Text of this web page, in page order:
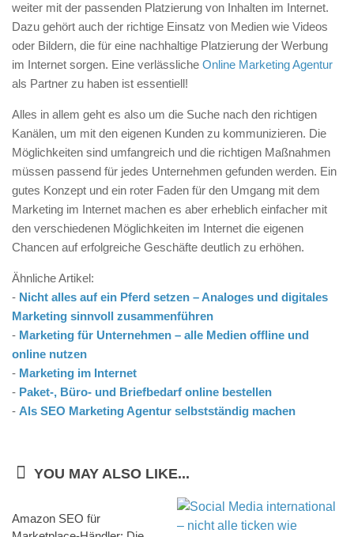
weiter mit der passenden Platzierung von Inhalten im Internet.
Dazu gehört auch der richtige Einsatz von Medien wie Videos
oder Bildern, die für eine nachhaltige Platzierung der Werbung
im Internet sorgen. Eine verlässliche Online Marketing Agentur
als Partner zu haben ist essentiell!
Alles in allem geht es also um die Suche nach den richtigen
Kanälen, um mit den eigenen Kunden zu kommunizieren. Die
Möglichkeiten sind umfangreich und die richtigen Maßnahmen
müssen passend für jedes Unternehmen gefunden werden. Ein
gutes Konzept und ein roter Faden für den Umgang mit dem
Marketing im Internet machen es aber erheblich einfacher mit
den verschiedenen Möglichkeiten im Internet die eigenen
Chancen auf erfolgreiche Geschäfte deutlich zu erhöhen.
Ähnliche Artikel:
- Nicht alles auf ein Pferd setzen – Analoges und digitales
Marketing sinnvoll zusammenführen
- Marketing für Unternehmen – alle Medien offline und
online nutzen
- Marketing im Internet
- Paket-, Büro- und Briefbedarf online bestellen
- Als SEO Marketing Agentur selbstständig machen
YOU MAY ALSO LIKE...
Amazon SEO für